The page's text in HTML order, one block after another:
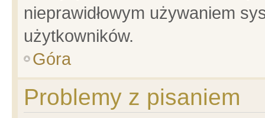
nieprawidłowym używaniem
użytkowników.
Góra
Problemy z pisaniem